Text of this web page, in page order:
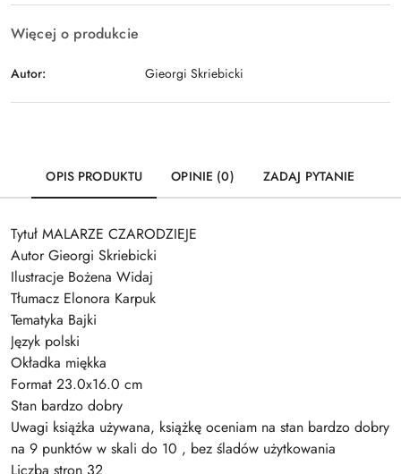
Więcej o produkcie
Autor: Gieorgi Skriebicki
OPIS PRODUKTU OPINIE (0) ZADAJ PYTANIE
Tytuł MALARZE CZARODZIEJE
Autor Gieorgi Skriebicki
Ilustracje Bożena Widaj
Tłumacz Elonora Karpuk
Tematyka Bajki
Język polski
Okładka miękka
Format 23.0x16.0 cm
Stan bardzo dobry
Uwagi książka używana, książkę oceniam na stan bardzo dobry
na 9 punktów w skali do 10 , bez śladów użytkowania